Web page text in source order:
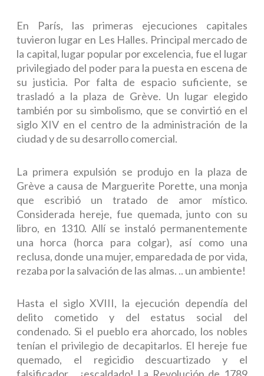
En París, las primeras ejecuciones capitales
tuvieron lugar en Les Halles. Principal mercado de
la capital, lugar popular por excelencia, fue el lugar
privilegiado del poder para la puesta en escena de
su justicia. Por falta de espacio suficiente, se
trasladó a la plaza de Grève. Un lugar elegido
también por su simbolismo, que se convirtió en el
siglo XIV en el centro de la administración de la
ciudad y de su desarrollo comercial.
La primera expulsión se produjo en la plaza de
Grève a causa de Marguerite Porette, una monja
que escribió un tratado de amor místico.
Considerada hereje, fue quemada, junto con su
libro, en 1310. Allí se instaló permanentemente
una horca (horca para colgar), así como una
reclusa, donde una mujer, emparedada de por vida,
rezaba por la salvación de las almas. .. un ambiente!
Hasta el siglo XVIII, la ejecución dependía del
delito cometido y del estatus social del
condenado. Si el pueblo era ahorcado, los nobles
tenían el privilegio de decapitarlos. El hereje fue
quemado, el regicidio descuartizado y el